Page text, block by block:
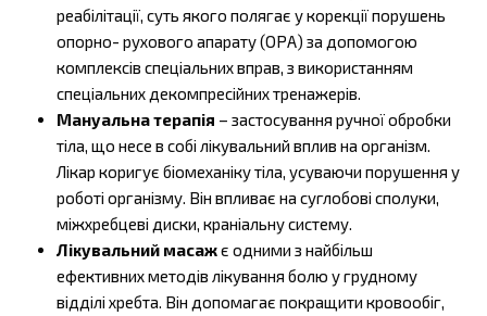
реабілітації, суть якого полягає у корекції порушень
опорно- рухового апарату (ОРА) за допомогою
комплексів спеціальних вправ, з використанням
спеціальних декомпресійних тренажерів.
Мануальна терапія – застосування ручної обробки
тіла, що несе в собі лікувальний вплив на організм.
Лікар коригує біомеханіку тіла, усуваючи порушення у
роботі організму. Він впливає на суглобові сполуки,
міжхребцеві диски, краніальну систему.
Лікувальний масажє одними з найбільш
ефективних методів лікування болю у грудному
відділі хребта. Він допомагає покращити кровообіг,